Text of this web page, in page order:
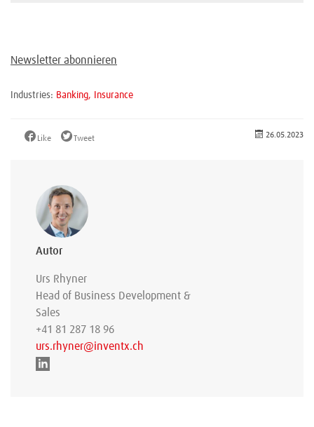
Newsletter abonnieren
Industries: Banking, Insurance
Like Tweet 26.05.2023
Autor
Urs Rhyner
Head of Business Development &
Sales
+41 81 287 18 96
urs.rhyner@inventx.ch